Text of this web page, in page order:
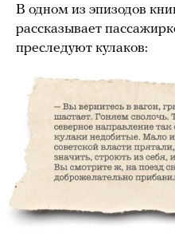
В одном из эпизодов
рассказывает
преследуют кулаков: